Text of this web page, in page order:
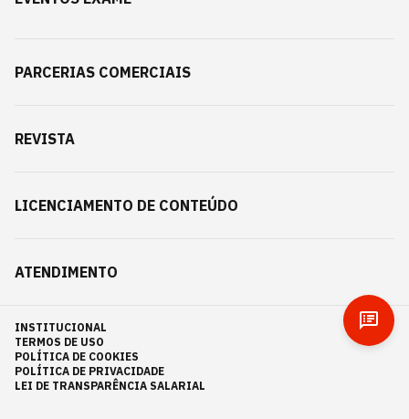
PARCERIAS COMERCIAIS
REVISTA
LICENCIAMENTO DE CONTEÚDO
ATENDIMENTO
INSTITUCIONAL
TERMOS DE USO
POLÍTICA DE COOKIES
POLÍTICA DE PRIVACIDADE
LEI DE TRANSPARÊNCIA SALARIAL